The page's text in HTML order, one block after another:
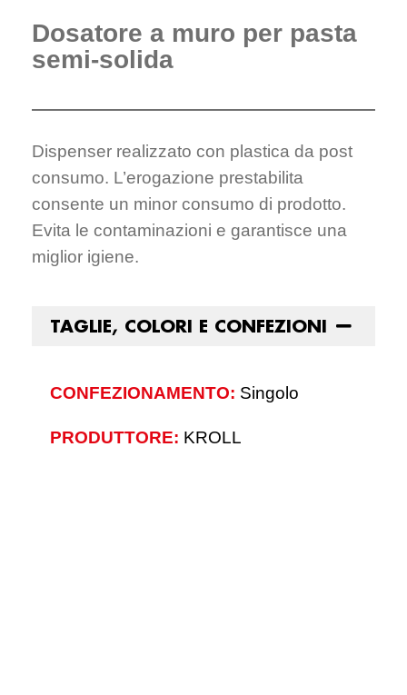
Dosatore a muro per pasta
semi-solida
Dispenser realizzato con plastica da post
consumo. L’erogazione prestabilita
consente un minor consumo di prodotto.
Evita le contaminazioni e garantisce una
miglior igiene.
TAGLIE, COLORI E CONFEZIONI
CONFEZIONAMENTO: Singolo
PRODUTTORE: KROLL